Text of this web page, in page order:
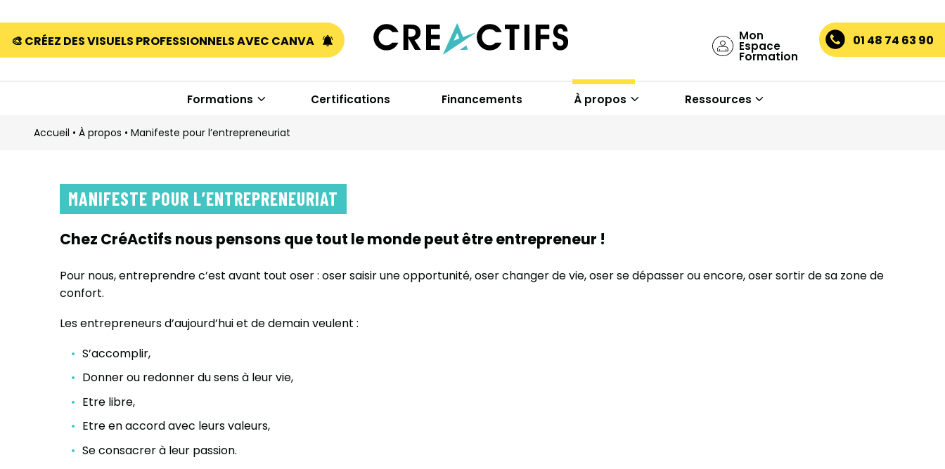
Mon
Espace
Formation
01 48 74 63 90
🎨 CRÉEZ DES VISUELS PROFESSIONNELS AVEC CANVA
Formations Certifications Financements À propos Ressources
Accueil • À propos • Manifeste pour l’entrepreneuriat
MANIFESTE POUR L’ENTREPRENEURIAT
Chez CréActifs nous pensons que tout le monde peut être entrepreneur !
Pour nous, entreprendre c’est avant tout oser : oser saisir une opportunité, oser changer de vie, oser se dépasser ou encore, oser sortir de sa zone de
confort.
Les entrepreneurs d’aujourd’hui et de demain veulent :
S’accomplir,
Donner ou redonner du sens à leur vie,
Etre libre,
Etre en accord avec leurs valeurs,
Se consacrer à leur passion.